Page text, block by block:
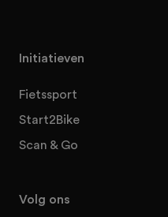
Initiatieven
Fietssport
Start2Bike
Scan & Go
Volg ons